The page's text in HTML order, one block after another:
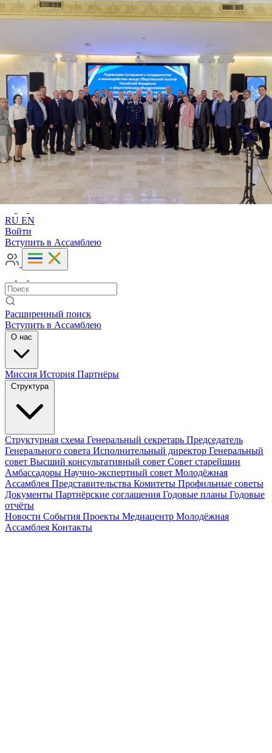
Расширенный поиск
RU
RU EN
Войти
Вступить в Ассамблею
Расширенный поиск
Вступить в Ассамблею
О нас
Миссия История Партнёры
Структура
Структурная схема Генеральный секретарь Председатель
Генерального совета Исполнительный директор Генеральный
совет Высший консультативный совет Совет старейшин
Амбассадоры Научно-экспертный совет Молодёжная
Ассамблея Представительства Комитеты Профильные советы
Документы Партнёрские соглашения Годовые планы Годовые
отчёты
Новости События Проекты Медиацентр Молодёжная
Ассамблея Контакты